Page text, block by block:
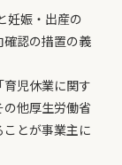
妊娠・出産の
認の措置の義
児休業に関す
他厚生労働省
とが事業主に